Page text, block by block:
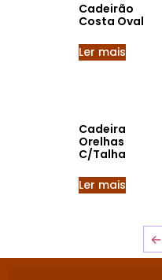
Cadeirão
Costa Oval
Ler mais
Cadeira
Orelhas
C/Talha
Ler mais
←